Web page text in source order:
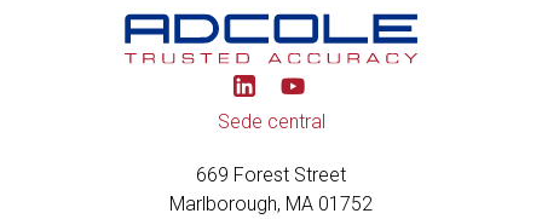
Y
o
u
b
e
Sede central
669 Forest Street
Marlborough, MA 01752